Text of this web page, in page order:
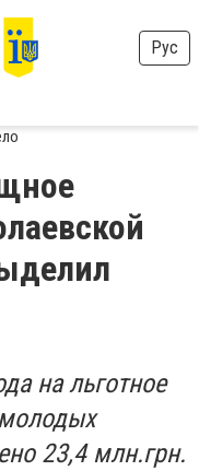
Рус
на льготное
23,4 млн.грн.